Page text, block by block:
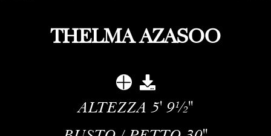
THELMA AZASOO
ALTEZZA 5' 9½''